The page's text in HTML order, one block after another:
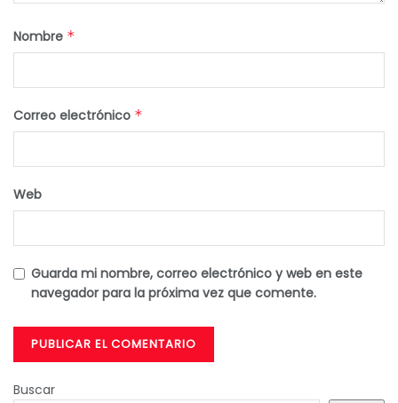
Nombre *
Correo electrónico *
Web
Guarda mi nombre, correo electrónico y web en este
navegador para la próxima vez que comente.
Buscar